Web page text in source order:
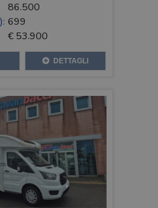
86.500
699
€ 53.900
DETTAGLI